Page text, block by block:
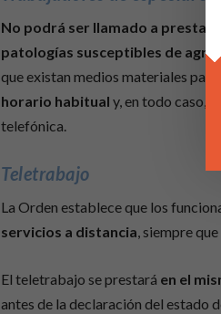
No podrá ser llamado a prestar
patologías susceptibles de
que existan medios materiales
horario habitualy, en todo caso,
telefónica.
Teletrabajo
La Orden establece que los
servicios a distancia , siempre
El teletrabajo se prestará en el
antes de la declaración del estado